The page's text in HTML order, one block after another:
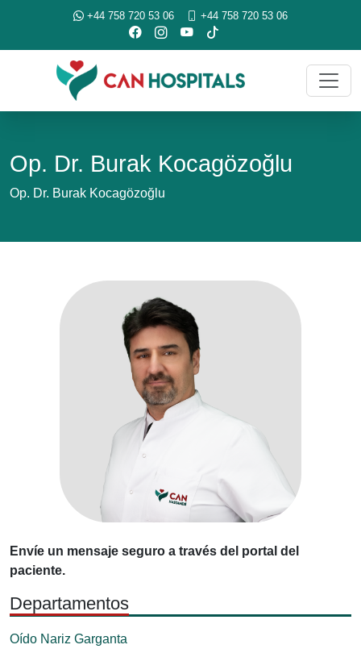
+44 758 720 53 06 +44 758 720 53 06
Op. Dr. Burak Kocagözoğlu
Op. Dr. Burak Kocagözoğlu
Envíe un mensaje seguro a través del portal del
paciente.
Departamentos
Oído Nariz Garganta